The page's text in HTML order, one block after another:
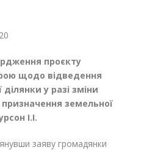
проєкту
щодо відведення
у разі зміни
призначення земельної
І.І.
заяву громадянки